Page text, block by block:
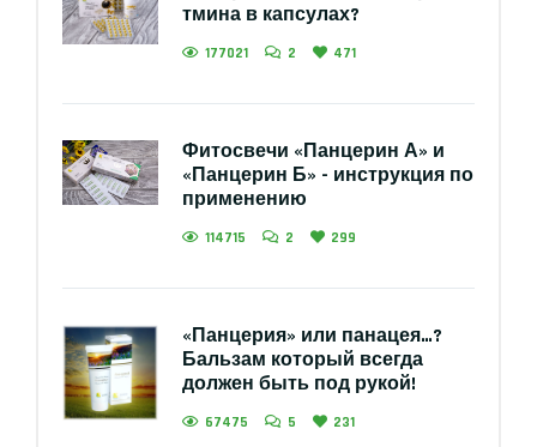
тмина в капсулах?
177021 2 471
Фитосвечи «Панцерин А» и
«Панцерин Б» - инструкция по
применению
114715 2 299
«Панцерия» или панацея…?
Бальзам который всегда
должен быть под рукой!
67475 5 231